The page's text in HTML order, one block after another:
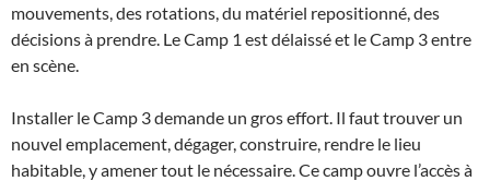
mouvements, des rotations, du matériel repositionné, des
décisions à prendre. Le Camp 1 est délaissé et le Camp 3 entre
en scène.
Installer le Camp 3 demande un gros effort. Il faut trouver un
nouvel emplacement, dégager, construire, rendre le lieu
habitable, y amener tout le nécessaire. Ce camp ouvre l’accès à